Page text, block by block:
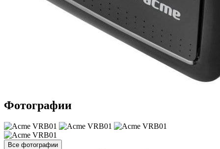
Фотографии
Все фотографии